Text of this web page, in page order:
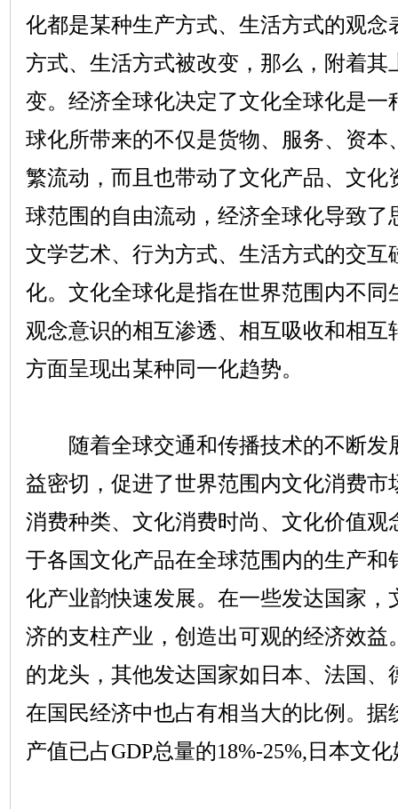
化都是某种生产方式、生活方式的观念
方式、生活方式被改变，那么，附着其
变。经济全球化决定了文化全球化是一
球化所带来的不仅是货物、服务、资本
繁流动，而且也带动了文化产品、文化
球范围的自由流动，经济全球化导致了
文学艺术、行为方式、生活方式的交互
化。文化全球化是指在世界范围内不同
观念意识的相互渗透、相互吸收和相互
方面呈现出某种同一化趋势。
随着全球交通和传播技术的不断发
益密切，促进了世界范围内文化消费市
消费种类、文化消费时尚、文化价值观
于各国文化产品在全球范围内的生产和
化产业韵快速发展。在一些发达国家，
济的支柱产业，创造出可观的经济效益
的龙头，其他发达国家如日本、法国、
在国民经济中也占有相当大的比例。据
产值已占GDP总量的18%-25%, 日本文